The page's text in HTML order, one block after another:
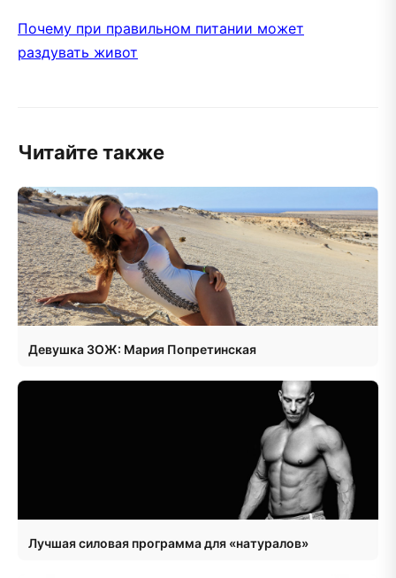
Почему при правильном питании может
раздувать живот
Читайте также
Девушка ЗОЖ: Мария Попретинская
Лучшая силовая программа для «натуралов»